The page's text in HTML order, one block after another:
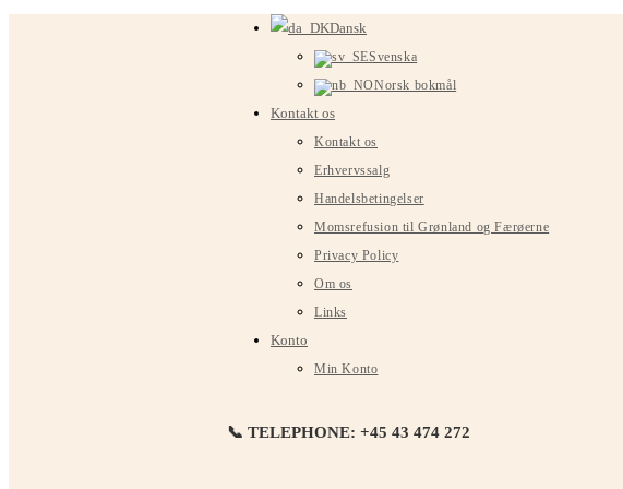
Dansk
Svenska
Norsk bokmål
Kontakt os
Kontakt os
Erhvervssalg
Handelsbetingelser
Momsrefusion til Grønland og Færøerne
Privacy Policy
Om os
Links
Konto
Min Konto
📞 TELEPHONE: +45 43 474 272